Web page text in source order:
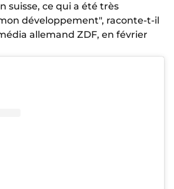
suisse, ce qui a été très
développement", raconte-t-il
allemand ZDF, en février